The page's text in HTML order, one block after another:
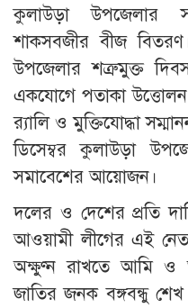
কুলাউড়া উপজেলার
শাকসবজীর বীজ
উপজেলার শত্রুমুক্ত
একযোগে পতাকা
র‍্যালি ও মুক্তিযোদ্ধা
ডিসেম্বর কুলাউড়া
সমাবেশের আয়োজন।
দলের ও দেশের প্রতি
আওয়ামী লীগের এই
অক্ষুণ্ন রাখতে আমি ও
জাতির জনক বঙ্গবন্ধু